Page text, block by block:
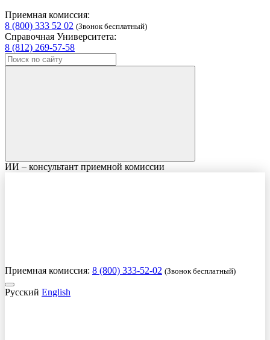
Приемная комиссия:
8 (800) 333 52 02 (Звонок бесплатный)
Справочная Университета:
8 (812) 269-57-58
ИИ – консультант приемной комиссии
Приемная комиссия: 8 (800) 333-52-02 (Звонок бесплатный)
Русский English